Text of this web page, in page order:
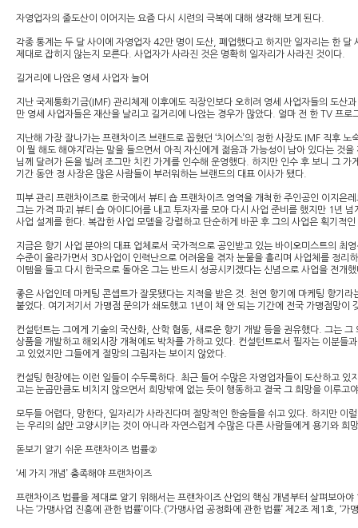
자영업자의 줄도산이 이어지는 요즘 다시 시련의 극복에 대해 생각해 보게 된다.
각종 통계는 두 달 사이에 자영업자 42만 명이 도산, 폐업했다고 하지만 일자리는 한
제대로 잡히지 않는지 모른다. 사업자가 사라진 것은 명확히 일자리가 사라진 것이다.
길거리에 나앉은 영세 사업자 늘어
지난 국제통화기금(IMF) 관리체제 이후에도 직장인보다 오히려 영세 사업자들의 도산
만 영세 사업자들은 재산을 날리고 길거리에 나앉는 경우가 많았다. 얼마 전 한 TV 프
지난해 가장 잘나가는 프랜차이즈 브랜드로 꼽혔던 ‘치어스’의 정한 사장도 IMF 직후
이 뭘 해도 해야지’라는 말을 들으면서 아직 자신에게 젊음과 가능성이 남아 있다는 것
님께 달려가 돈을 빌려 조그만 치킨 가게를 인수해 운영했다. 하지만 인수 후 보니 그
기간 동안 정 사장은 많은 사람들이 부러워하는 브랜드의 대표 이사가 됐다.
피부 관리 프랜차이즈로 한국에서 뷰티 숍 프랜차이즈 영역을 개척한 주인공인 이지은
그는 가격 파괴 뷰티 숍 아이디어를 내고 투자자를 모아 다시 사업 준비를 했지만 1년
사업 설계를 한다. 복잡한 사업 모델을 강렬하고 단순하게 바꾼 후 그의 사업은 획기적
지금은 향기 사업 분야의 대표 업체로서 국가적으로 공인받고 있는 바이오미스트의 최
수준이 올라가면서 3D사업이 인력난으로 어려움을 겪자 눈물을 흘리며 사업체를 정
이템을 들고 다시 한국으로 돌아온 그는 반드시 성공시키겠다는 신념으로 사업을 전
좋은 사업인데 마케팅 콘셉트가 잘못됐다는 지적을 받은 것. 천연 향기에 마케팅 향기
붙었다. 여기저기서 가맹점 문의가 쇄도했고 1년이 채 안 되는 기간에 전국 가맹점망이
컨설턴트는 그에게 기술의 국산화, 산학 협동, 새로운 향기 개발 등을 권유했다. 그는
상품을 개발하고 해외시장 개척에도 박차를 가하고 있다. 컨설턴트로서 필자는 이분들
고 있었지만 그들에게 절망의 그림자는 보이지 않았다.
컨설팅 현장에는 이런 일들이 수두룩하다. 최근 들어 수많은 자영업자들이 도산하고
고는 눈곱만큼도 비치지 않으면서 희망밖에 없는 듯이 행동하고 결국 그 희망을 이루고
모두들 어렵다, 망한다, 일자리가 사라진다며 절망적인 한숨들을 쉬고 있다. 하지만 이
는 우리의 삶만 고양시키는 것이 아니라 자연스럽게 수많은 다른 사람들에게 용기와
돋보기 알기 쉬운 프랜차이즈 법률②
‘세 가지 개념’ 충족해야 프랜차이즈
프랜차이즈 법률을 제대로 알기 위해서는 프랜차이즈 산업의 핵심 개념부터 살펴보아
나는 ‘가맹사업 진흥에 관한 법률’이다.(‘가맹사업 공정화에 관한 법률’ 제2조 제1호, ‘가